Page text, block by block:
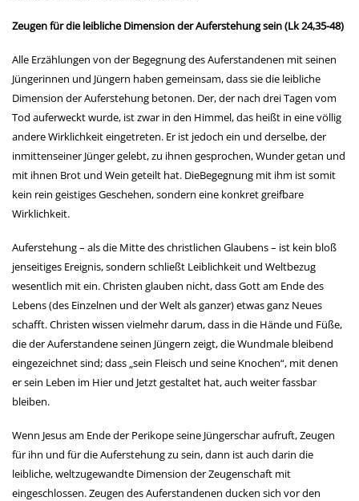
Zeugen für die leibliche Dimension der Auferstehung sein (Lk 24,35-48)
Alle Erzählungen von der Begegnung des Auferstandenen mit seinen
Jüngerinnen und Jüngern haben gemeinsam, dass sie die leibliche
Dimension der Auferstehung betonen. Der, der nach drei Tagen vom
Tod auferweckt wurde, ist zwar in den Himmel, das heißt in eine völlig
andere Wirklichkeit eingetreten. Er ist jedoch ein und derselbe, der
inmittenseiner Jünger gelebt, zu ihnen gesprochen, Wunder getan und
mit ihnen Brot und Wein geteilt hat. DieBegegnung mit ihm ist somit
kein rein geistiges Geschehen, sondern eine konkret greifbare
Wirklichkeit.
Auferstehung – als die Mitte des christlichen Glaubens – ist kein bloß
jenseitiges Ereignis, sondern schließt Leiblichkeit und Weltbezug
wesentlich mit ein. Christen glauben nicht, dass Gott am Ende des
Lebens (des Einzelnen und der Welt als ganzer) etwas ganz Neues
schafft. Christen wissen vielmehr darum, dass in die Hände und Füße,
die der Auferstandene seinen Jüngern zeigt, die Wundmale bleibend
eingezeichnet sind; dass „sein Fleisch und seine Knochen“, mit denen
er sein Leben im Hier und Jetzt gestaltet hat, auch weiter fassbar
bleiben.
Wenn Jesus am Ende der Perikope seine Jüngerschar aufruft, Zeugen
für ihn und für die Auferstehung zu sein, dann ist auch darin die
leibliche, weltzugewandte Dimension der Zeugenschaft mit
eingeschlossen. Zeugen des Auferstandenen ducken sich vor den